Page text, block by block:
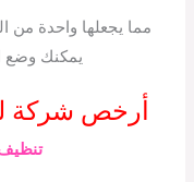
مما يجعلها واحدة من
يمكنك وضع
أرخص شركة